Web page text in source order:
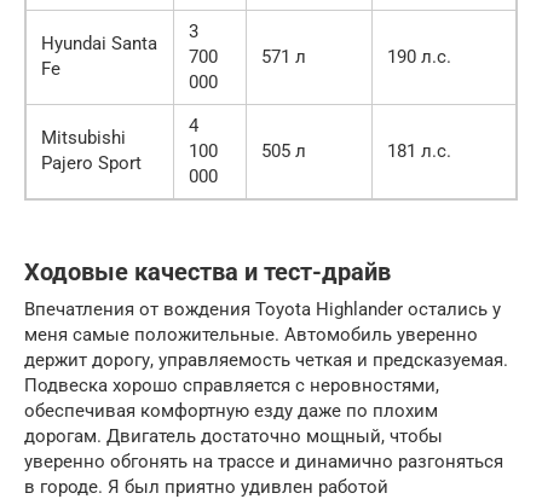
Hyundai Santa
Fe
3
700
000
571 л 190 л.с.
Mitsubishi
Pajero Sport
4
100
000
505 л 181 л.с.
Ходовые качества и тест-драйв
Впечатления от вождения Toyota Highlander остались у
меня самые положительные. Автомобиль уверенно
держит дорогу, управляемость четкая и предсказуемая.
Подвеска хорошо справляется с неровностями,
обеспечивая комфортную езду даже по плохим
дорогам. Двигатель достаточно мощный, чтобы
уверенно обгонять на трассе и динамично разгоняться
в городе. Я был приятно удивлен работой